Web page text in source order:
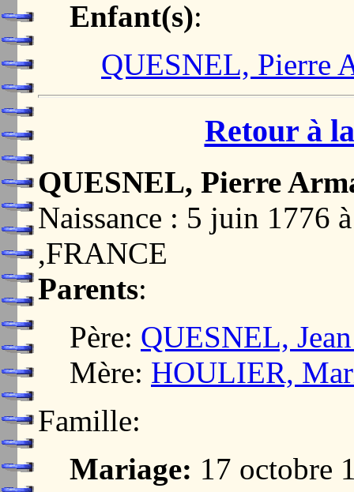
Enfant(s):
QUESNEL, Pierre
Retour à
QUESNEL, Pierre
Naissance : 5 juin 1776
,FRANCE
Parents:
Père: QUESNEL,
Mère: HOULIER,
Famille:
Mariage: 17 octobre